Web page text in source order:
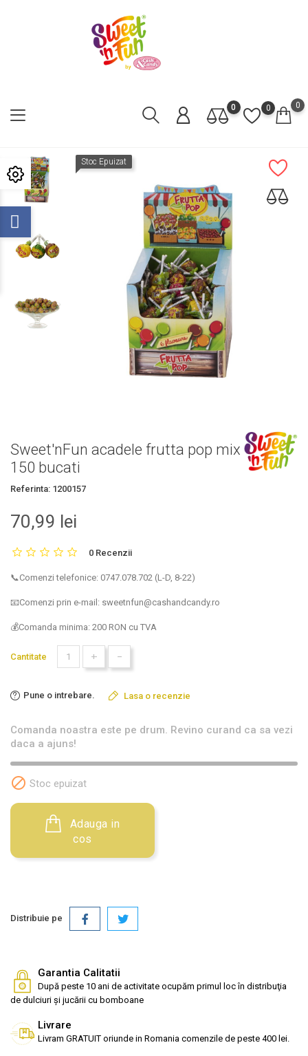
0 0 0
Stoc Epuizat
Sweet'nFun acadele frutta pop mix
150 bucati
Referinta: 1200157
70,99 lei
0 Recenzii
📞Comenzi telefonice: 0747.078.702 (L-D, 8-22)
📧Comenzi prin e-mail: sweetnfun@cashandcandy.ro
💰Comanda minima: 200 RON cu TVA
Cantitate + -
Pune o intrebare. Lasa o recenzie
Comanda noastra este pe drum. Revino curand ca sa vezi
daca a ajuns!
 Stoc epuizat
cos
Distribuie pe
Garantia Calitatii
După peste 10 ani de activitate ocupăm primul loc în distribuţia
de dulciuri și jucării cu bomboane
Livrare
Livram GRATUIT oriunde in Romania comenzile de peste 400 lei.